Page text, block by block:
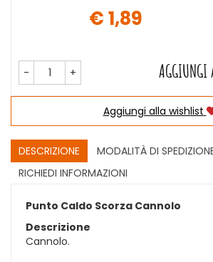
€ 1,89
- + AGGIUNGI
Aggiungi alla wishlist
DESCRIZIONE
MODALITÀ DI
RICHIEDI INFORMAZIONI
Punto Caldo Scorza Cannolo
Descrizione
Cannolo.